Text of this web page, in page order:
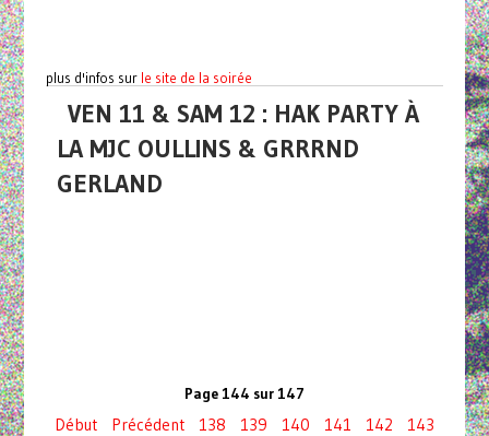
plus d'infos sur le site de la soirée
VEN 11 & SAM 12 : HAK PARTY À
LA MJC OULLINS & GRRRND
GERLAND
Page 144 sur 147
Début Précédent 138 139 140 141 142
143